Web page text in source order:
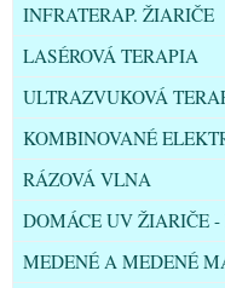
INFRATERAP. ŽIARIČE
LASÉROVÁ TERAPIA
ULTRAZVUKOVÁ
KOMBINOVANÉ
RÁZOVÁ VLNA
DOMÁCE UV ŽIARIČE
MEDENÉ A MEDENÉ